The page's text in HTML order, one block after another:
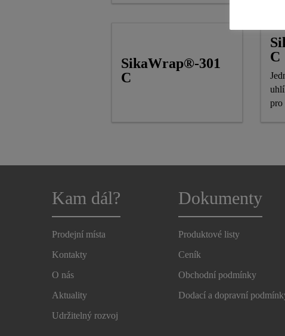
SikaWrap®-301
C
C
pro
Kam dál?
Prodejní místa
Kontakty
O nás
Aktuality
Udržitelný rozvoj
Dokumenty
Produktové listy
Ceník
Obchodní podmínky
Dodací a dopravní